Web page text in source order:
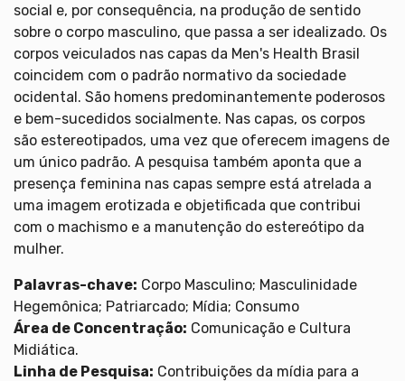
social e, por consequência, na produção de sentido
sobre o corpo masculino, que passa a ser idealizado. Os
corpos veiculados nas capas da Men's Health Brasil
coincidem com o padrão normativo da sociedade
ocidental. São homens predominantemente poderosos
e bem-sucedidos socialmente. Nas capas, os corpos
são estereotipados, uma vez que oferecem imagens de
um único padrão. A pesquisa também aponta que a
presença feminina nas capas sempre está atrelada a
uma imagem erotizada e objetificada que contribui
com o machismo e a manutenção do estereótipo da
mulher.
Palavras-chave: Corpo Masculino; Masculinidade
Hegemônica; Patriarcado; Mídia; Consumo
Área de Concentração: Comunicação e Cultura
Midiática.
Linha de Pesquisa: Contribuições da mídia para a